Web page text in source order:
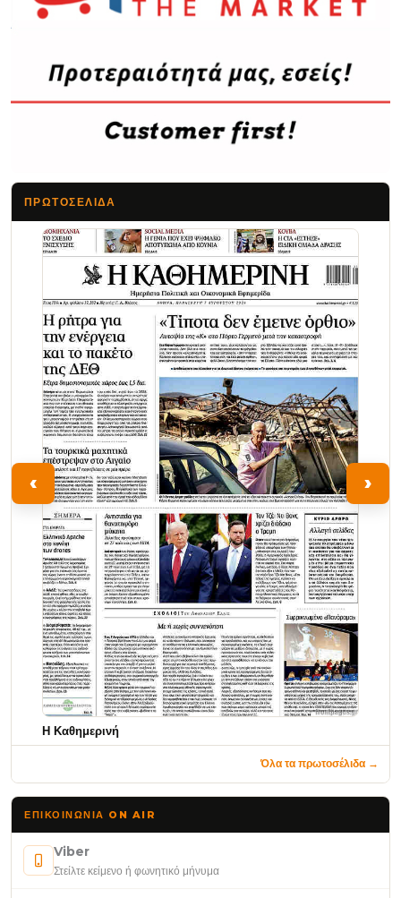
ΠΡΩΤΟΣΈΛΙΔΑ
‹
Η Καθημερινή
›
Όλα τα πρωτοσέλιδα →
ΕΠΙΚΟΙΝΩΝΊΑ ON AIR
Viber
Στείλτε κείμενο ή φωνητικό μήνυμα